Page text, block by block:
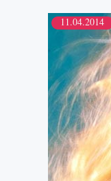
11.04.2014